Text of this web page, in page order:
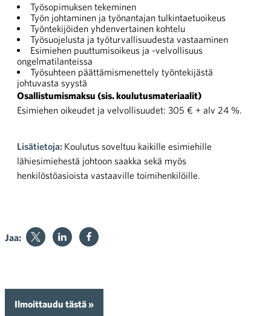
Työsopimuksen tekeminen
Työn johtaminen ja työnantajan tulkintaetuoikeus
Työntekijöiden yhdenvertainen kohtelu
Työsuojelusta ja työturvallisuudesta vastaaminen
Esimiehen puuttumisoikeus ja -velvollisuus
ongelmatilanteissa
Työsuhteen päättämismenettely työntekijästä
johtuvasta syystä
Osallistumismaksu (sis. koulutusmateriaalit)
Esimiehen oikeudet ja velvollisuudet: 305 € + alv 24 %.
Lisätietoja: Koulutus soveltuu kaikille esimiehille
lähiesimiehestä johtoon saakka sekä myös
henkilöstöasioista vastaaville toimihenkilöille.
Jaa:
Ilmoittaudu tästä »